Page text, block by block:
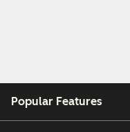
Popular Features